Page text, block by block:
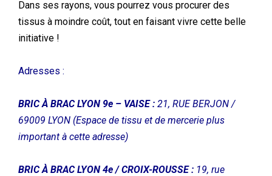
Dans ses rayons, vous pourrez vous procurer des
tissus à moindre coût, tout en faisant vivre cette belle
initiative !
Adresses :
BRIC À BRAC LYON 9e – VAISE : 21, RUE BERJON /
69009 LYON (Espace de tissu et de mercerie plus
important à cette adresse)
BRIC À BRAC LYON 4e / CROIX-ROUSSE : 19, rue